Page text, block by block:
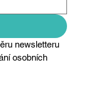
newsletteru
osobních